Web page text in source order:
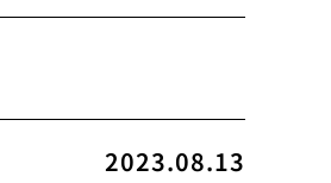
2023.08.13